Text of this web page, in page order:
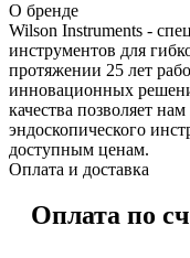
О бренде
Wilson Instruments -
инструментов для
протяжении 25 лет
инновационных
качества позволяет
эндоскопического
доступным ценам.
Оплата и доставка
Оплата по